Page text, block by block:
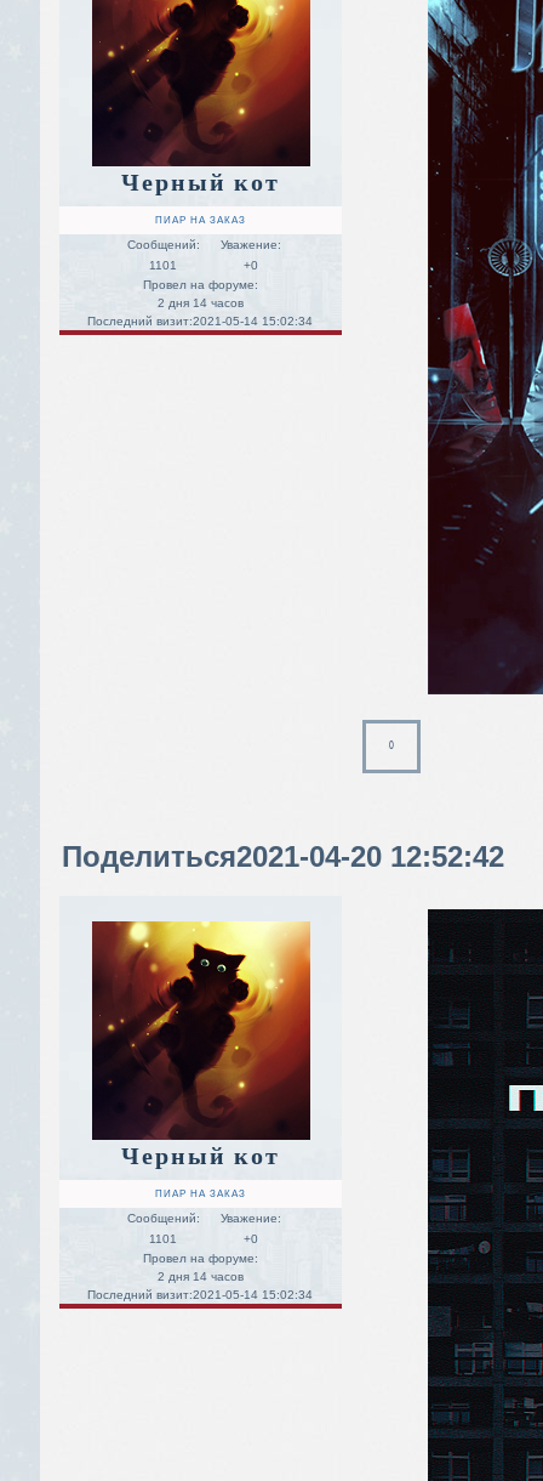
Черный кот
ПИАР НА ЗАКАЗ
Сообщений:
1101
Уважение:
+0
Провел на форуме:
2 дня 14 часов
Последний визит:2021-05-14 15:02:34
0
Поделиться2021-04-20 12:52:42
Черный кот
ПИАР НА ЗАКАЗ
Сообщений:
1101
Уважение:
+0
Провел на форуме:
2 дня 14 часов
Последний визит:2021-05-14 15:02:34